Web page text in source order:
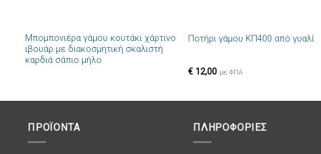
Πρόσθήκη
στην λίστα
Μπομπονιέρα γάμου κουτάκι χάρτινο
ιβουάρ με διακοσμητική σκαλιστή
καρδιά σάπιο μήλο
Ποτήρι γάμου ΚΠ400 από γυαλί
€ 12,00 με ΦΠΑ
ΠΡΟΪΟΝΤΑ ΠΛΗΡΟΦΟΡΙΕΣ